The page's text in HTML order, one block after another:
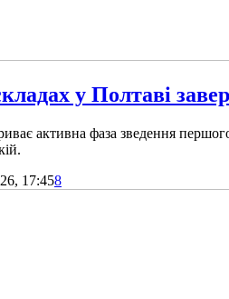
у Полтаві
активна фаза зведення
17:458